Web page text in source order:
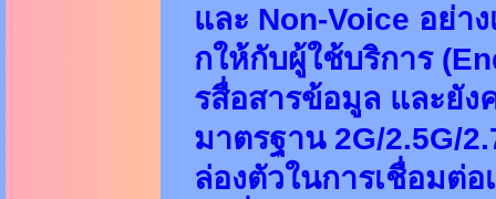
และ Non-Voice อย่า
กให้กับผู้ใช้บริการ
รสื่อสารข้อมูล และยั
มาตรฐาน 2G/2.5G/
ล่องตัวในการเชื่อมต่